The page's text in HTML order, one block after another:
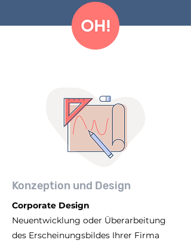
Konzeption und Design
​Corporate Design
Neuentwicklung oder Überarbeitung
des Erscheinungsbildes Ihrer Firma